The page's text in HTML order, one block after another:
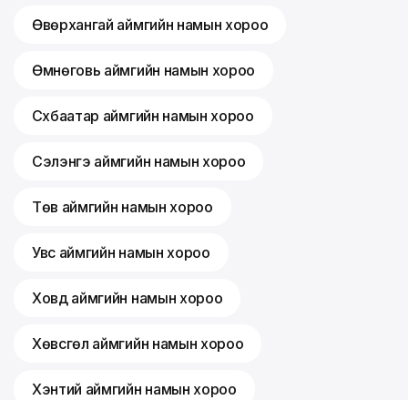
Өвөрхангай аймгийн намын хороо
Өмнөговь аймгийн намын хороо
Сүхбаатар аймгийн намын хороо
Сэлэнгэ аймгийн намын хороо
Төв аймгийн намын хороо
Увс аймгийн намын хороо
Ховд аймгийн намын хороо
Хөвсгөл аймгийн намын хороо
Хэнтий аймгийн намын хороо